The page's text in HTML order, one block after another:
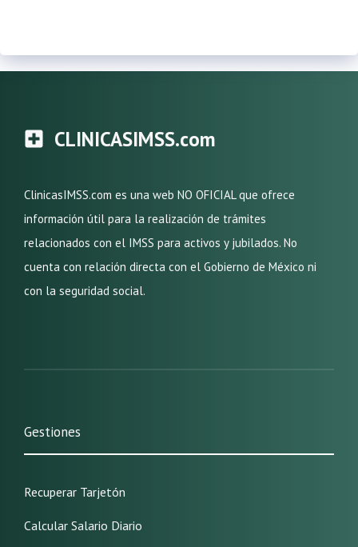
CLINICASIMSS.com
ClinicasIMSS.com es una web NO OFICIAL que ofrece
información útil para la realización de trámites
relacionados con el IMSS para activos y jubilados. No
cuenta con relación directa con el Gobierno de México ni
con la seguridad social.
Gestiones
Recuperar Tarjetón
Calcular Salario Diario